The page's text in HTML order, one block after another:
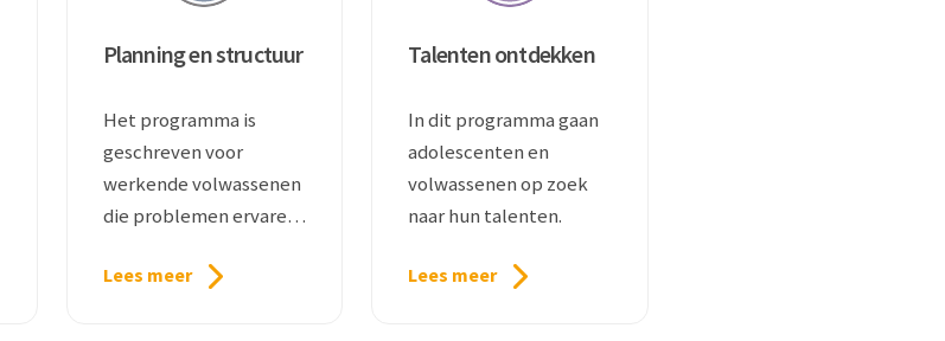
Planning en structuur
Het programma is
geschreven voor
werkende volwassenen
die problemen ervaren
werk.
Lees meer
Talenten ontdekken
In dit programma gaan
adolescenten en
volwassenen op zoek
naar hun talenten.
Lees meer